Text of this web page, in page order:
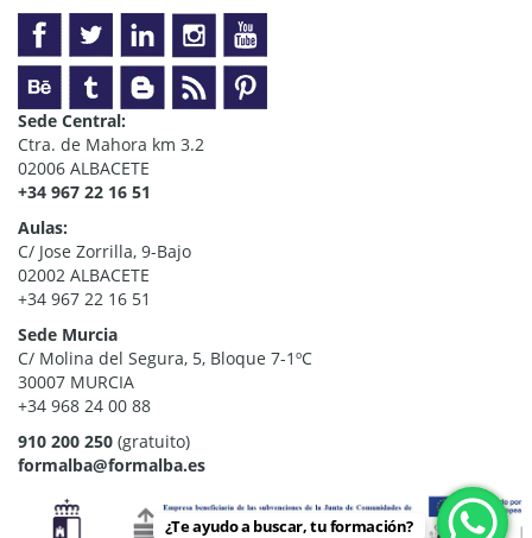
Sede Central:
Ctra. de Mahora km 3.2
02006 ALBACETE
+34 967 22 16 51
Aulas:
C/ Jose Zorrilla, 9-Bajo
02002 ALBACETE
+34 967 22 16 51
Sede Murcia
C/ Molina del Segura, 5, Bloque 7-1ºC
30007 MURCIA
+34 968 24 00 88
910 200 250 (gratuito)
formalba@formalba.es
¿Te ayudo a buscar, tu formación?